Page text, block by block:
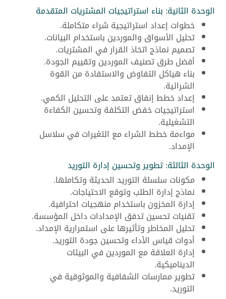
الوحدة الثانية: بناء استراتيجيات المشتريات المتقدمة
خطوات إعداد استراتيجية شراء متكاملة.
تحليل الأسواق والموردين باستخدام البيانات.
تصميم نماذج اتخاذ القرار في المشتريات.
أفضل طرق تصنيف الموردين وتقييم الجودة.
بناء هياكل التفاوض والاستفادة من القوة
الشرائية.
إعداد خطط إنفاق تعتمد على التحليل الكمي.
استراتيجيات خفض التكلفة وتحسين الكفاءة
التشغيلية.
مواءمة خطط الشراء مع التغيرات في سلاسل
الإمداد.
الوحدة الثالثة: تطوير وتحسين إدارة التوريد
مكونات سلسلة التوريد الحديثة وتكاملها.
نماذج إدارة الطلب وتوقع الاحتياجات.
إدارة المخزون باستخدام منهجيات احترافية.
تقنيات تحسين تدفق الإمدادات داخل المؤسسة.
تحليل المخاطر وتأثيرها على استمرارية الإمداد.
أدوات قياس الأداء وتحسين جودة التوريد.
إدارة العلاقة مع الموردين في البيئات
الديناميكية.
تطوير ممارسات الشفافية والموثوقية في
التوريد.